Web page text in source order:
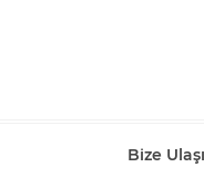
Bize